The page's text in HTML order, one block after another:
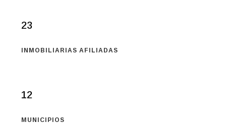
23
INMOBILIARIAS AFILIADAS
12
MUNICIPIOS